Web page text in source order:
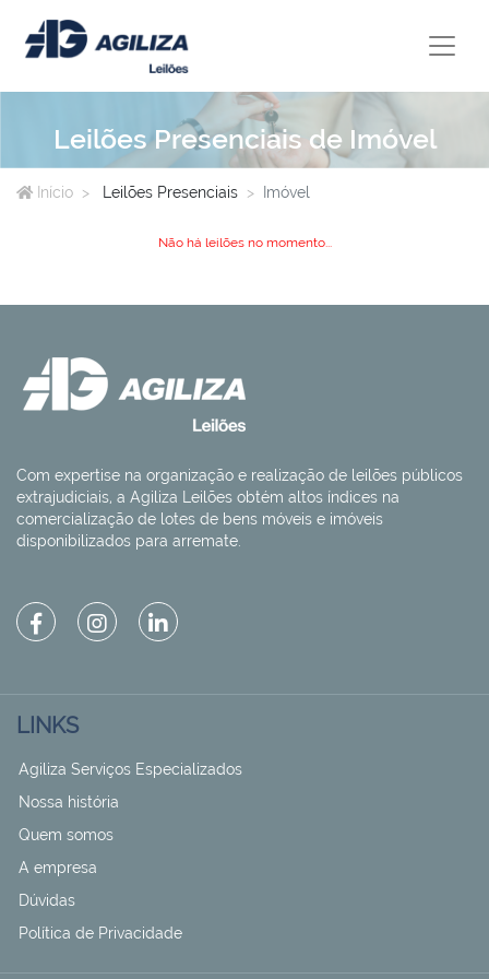
Leilões Presenciais de Imóvel
Início Leilões Presenciais Imóvel
Não há leilões no momento...
Com expertise na organização e realização de leilões públicos
extrajudiciais, a Agiliza Leilões obtém altos índices na
comercialização de lotes de bens móveis e imóveis
disponibilizados para arremate.
LINKS
Agiliza Serviços Especializados
Nossa história
Quem somos
A empresa
Dúvidas
Política de Privacidade